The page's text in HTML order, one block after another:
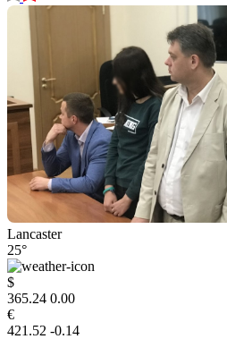
Lancaster
25°
$
365.24 0.00
€
421.52 -0.14